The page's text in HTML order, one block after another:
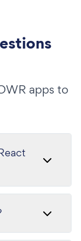
apps to